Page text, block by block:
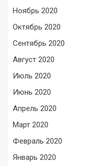
Ноябрь 2020
Октябрь 2020
Сентябрь 2020
Август 2020
Июль 2020
Июнь 2020
Апрель 2020
Март 2020
Февраль 2020
Январь 2020